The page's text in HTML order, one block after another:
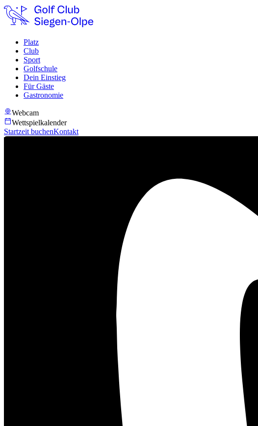
Platz
Club
Sport
Golfschule
Dein Einstieg
Für Gäste
Gastronomie
Webcam
Wettspielkalender
Startzeit buchenKontakt